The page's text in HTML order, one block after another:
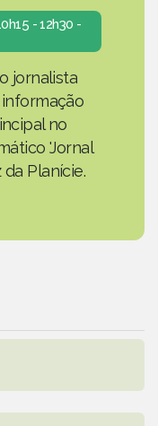
- 12h30 -
jornalista
no
'Jornal
Planície.